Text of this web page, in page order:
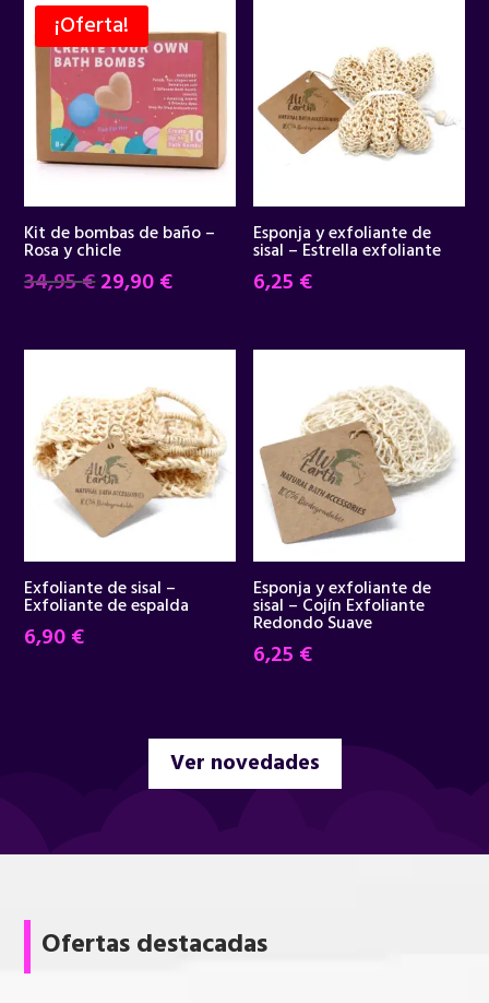
¡Oferta!
Kit de bombas de baño –
Rosa y chicle
34,95€El
34,95 €.
29,90€El
29,90 €.
Esponja y exfoliante de
sisal – Estrella exfoliante
6,25 €
Exfoliante de sisal –
Exfoliante de espalda
6,90€
Esponja y exfoliante de
sisal – Cojín Exfoliante
Redondo Suave
6,25 €
Ver novedades
Ofertas destacadas